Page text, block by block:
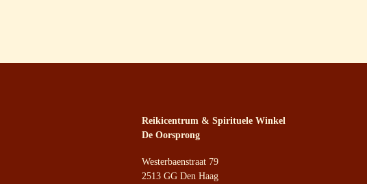
Reikicentrum & Spirituele Winkel
De Oorsprong
Westerbaenstraat 79
2513 GG Den Haag